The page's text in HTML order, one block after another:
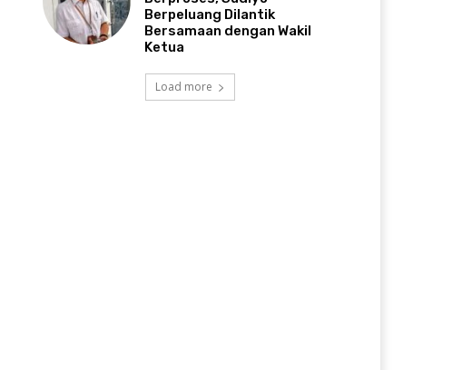
Berpeluang Dilantik
Bersamaan dengan Wakil
Ketua
Load more